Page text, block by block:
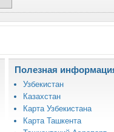
Полезная
Узбекистан
Казахстан
Карта Узбекистана
Карта Ташкента